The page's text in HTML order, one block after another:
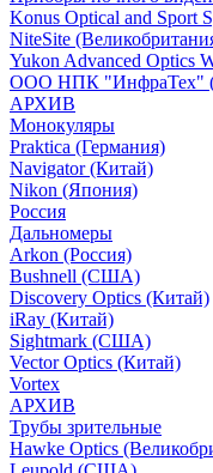
Konus Optical and Sport
NiteSite
Yukon Advanced Optics
ООО НПК "ИнфраТех"
АРХИВ
Монокуляры
Praktica (Германия)
Navigator (Китай)
Nikon (Япония)
Россия
Дальномеры
Arkon (Россия)
Bushnell (США)
Discovery Optics (Китай)
iRay (Китай)
Sightmark (США)
Vector Optics (Китай)
Vortex
АРХИВ
Трубы зрительные
Hawke Optics